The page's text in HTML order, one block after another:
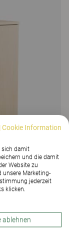
|Cookie Information
sich damit
und die damit
Website zu
unsere Marketing-
jederzeit
klicken.
ablehnen